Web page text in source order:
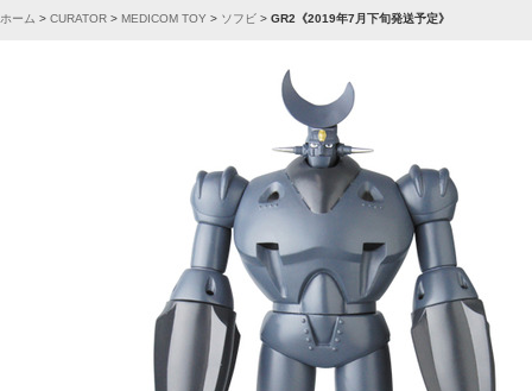
ホーム > CURATOR > MEDICOM TOY > ソフビ > GR2《2019年7月下旬発送予定》